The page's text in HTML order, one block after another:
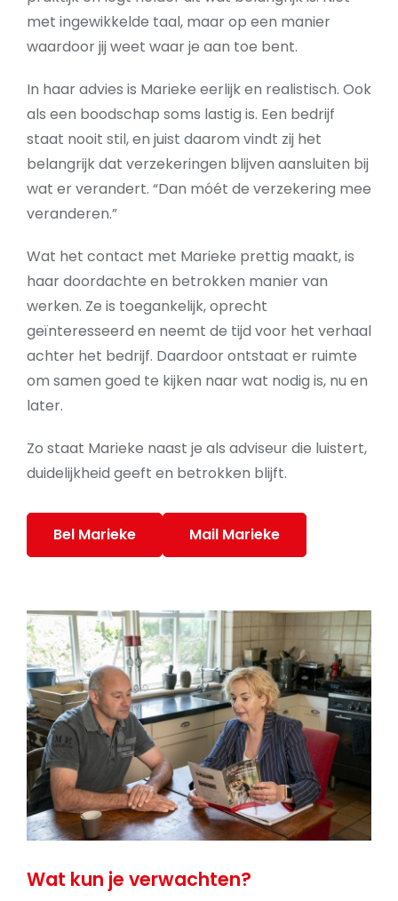
met ingewikkelde taal, maar op een manier
waardoor jij weet waar je aan toe bent.
In haar advies is Marieke eerlijk en realistisch. Ook
als een boodschap soms lastig is. Een bedrijf
staat nooit stil, en juist daarom vindt zij het
belangrijk dat verzekeringen blijven aansluiten bij
wat er verandert. “Dan móét de verzekering mee
veranderen.”
Wat het contact met Marieke prettig maakt, is
haar doordachte en betrokken manier van
werken. Ze is toegankelijk, oprecht
geïnteresseerd en neemt de tijd voor het verhaal
achter het bedrijf. Daardoor ontstaat er ruimte
om samen goed te kijken naar wat nodig is, nu en
later.
Zo staat Marieke naast je als adviseur die luistert,
duidelijkheid geeft en betrokken blijft.
Bel Marieke Mail Marieke
Wat kun je verwachten?